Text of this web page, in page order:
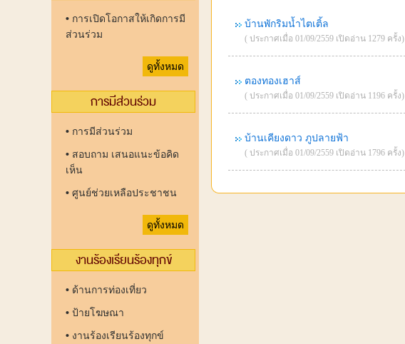
• การเปิดโอกาสให้เกิดการมี
ส่วนร่วม
ดูทั้งหมด
การมีส่วนร่วม
• การมีส่วนร่วม
• สอบถาม เสนอแนะข้อคิด
เห็น
• ศูนย์ช่วยเหลือประชาชน
ดูทั้งหมด
งานร้องเรียนร้องทุกข์
• ด้านการท่องเที่ยว
• ป้ายโฆษณา
• งานร้องเรียนร้องทุกข์
บ้านพักริมน้ำไตเติ้ล
( ประกาศเมื่อ 01/09/2559 เปิดอ่าน 1279 ครั้ง)
ตองทองเฮาส์
( ประกาศเมื่อ 01/09/2559 เปิดอ่าน 1196 ครั้ง)
บ้านเคียงดาว ภูปลายฟ้า
( ประกาศเมื่อ 01/09/2559 เปิดอ่าน 1796 ครั้ง)